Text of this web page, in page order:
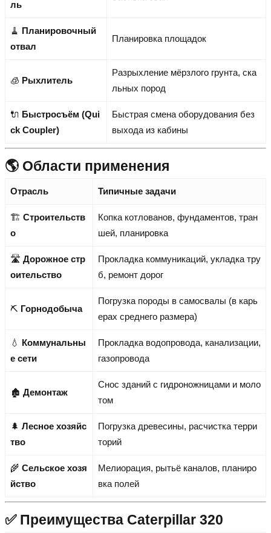
ль
🧹 Планировочный
отвал
Планировка площадок
🧊 Рыхлитель
Разрыхление мёрзлого грунта, ска
льных пород
🔌 Быстросъём (Qui
ck Coupler)
Быстрая смена оборудования без
выхода из кабины
🌎 Области применения
Отрасль Типичные задачи
🏗️ Строительств
о
Копка котлованов, фундаментов, тран
шей, планировка
🛣️ Дорожное стр
оительство
Прокладка коммуникаций, укладка тру
б, ремонт дорог
⛏️ Горнодобыча
Погрузка породы в самосвалы (в карь
ерах среднего размера)
💧 Коммунальны
е сети
Прокладка водопровода, канализации,
газопровода
🏚️ Демонтаж
Снос зданий с гидроножницами и моло
том
🌲 Лесное хозяйс
тво
Погрузка древесины, расчистка терри
торий
🌾 Сельское хозя
йство
Мелиорация, рытьё каналов, планиро
вка полей
✅ Преимущества Caterpillar 320